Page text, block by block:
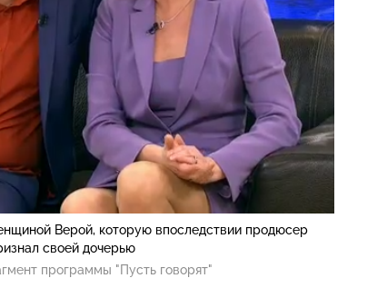
Верой, которую впоследствии продюсер
своей дочерью
программы "Пусть говорят"